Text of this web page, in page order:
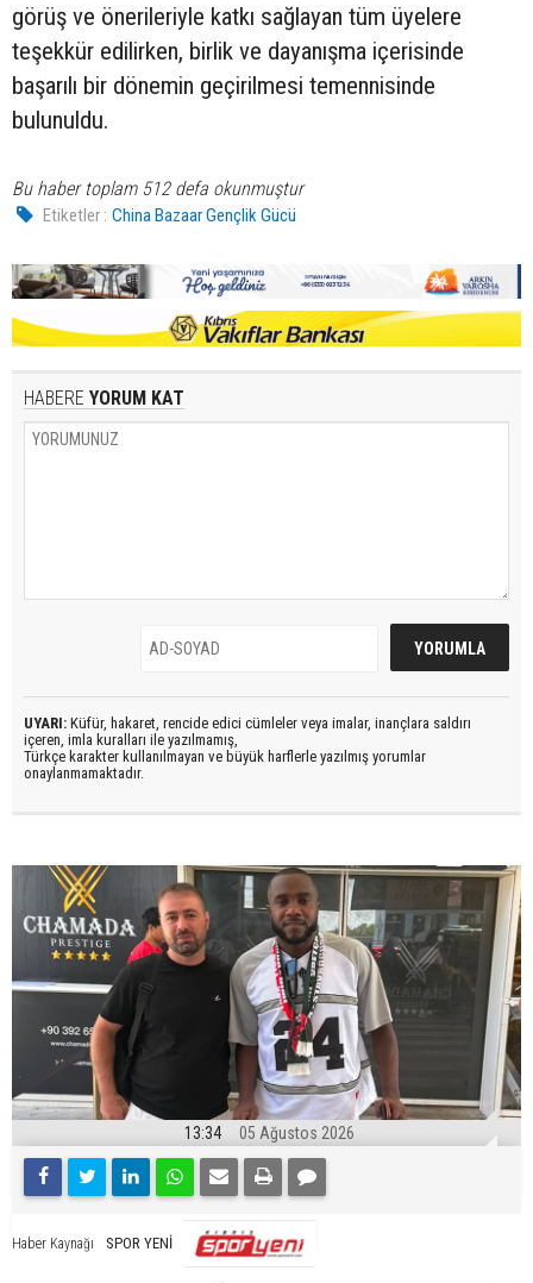
görüş ve önerileriyle katkı sağlayan tüm üyelere
teşekkür edilirken, birlik ve dayanışma içerisinde
başarılı bir dönemin geçirilmesi temennisinde
bulunuldu.
Bu haber toplam 512 defa okunmuştur
Etiketler : China Bazaar Gençlik Gücü
HABERE YORUM KAT
UYARI: Küfür, hakaret, rencide edici cümleler veya imalar, inançlara saldırı
içeren, imla kuralları ile yazılmamış,
Türkçe karakter kullanılmayan ve büyük harflerle yazılmış yorumlar
onaylanmamaktadır.
13:34 05 Ağustos 2026
Haber Kaynağı SPOR YENİ